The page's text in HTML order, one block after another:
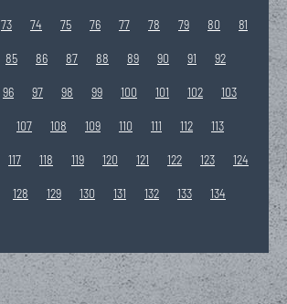
73 74 75 76 77 78 79 80 81
85 86 87 88 89 90 91 92
96 97 98 99 100 101 102 103
107 108 109 110 111 112 113
117 118 119 120 121 122 123 124
128 129 130 131 132 133 134